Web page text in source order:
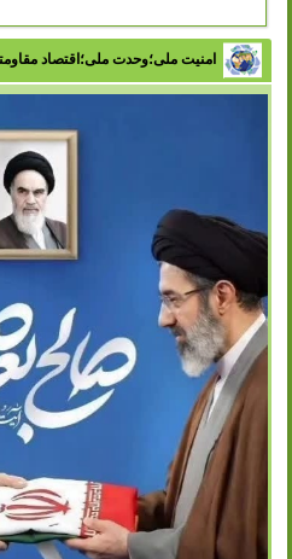
امنیت ملی؛وحدت ملی؛اقتصاد